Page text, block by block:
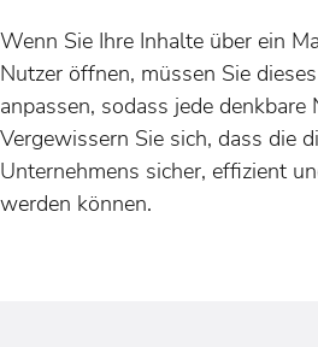
Wenn Sie Ihre Inhalte über ein
Nutzer öffnen, müssen Sie
anpassen, sodass jede
Vergewissern Sie sich, dass die
Unternehmens sicher, effizient
werden können.